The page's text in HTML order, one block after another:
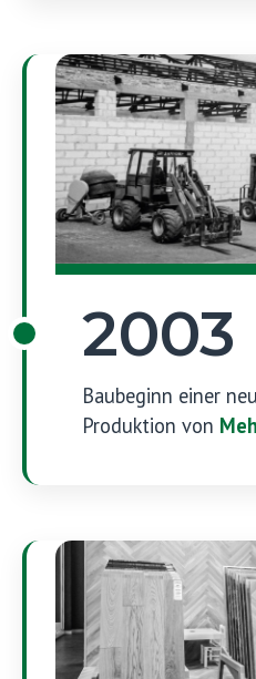
2003
Baubeginn einer
Produktion von